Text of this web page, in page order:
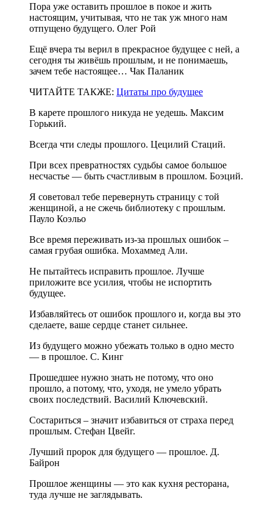
Пора уже оставить прошлое в покое и жить
настоящим, учитывая, что не так уж много нам
отпущено будущего. Олег Рой
Ещё вчера ты верил в прекрасное будущее с ней, а
сегодня ты живёшь прошлым, и не понимаешь,
зачем тебе настоящее… Чак Паланик
ЧИТАЙТЕ ТАКЖЕ: Цитаты про будущее
В карете прошлого никуда не уедешь. Максим
Горький.
Всегда чти следы прошлого. Цецилий Стаций.
При всех превратностях судьбы самое большое
несчастье — быть счастливым в прошлом. Боэций.
Я советовал тебе перевернуть страницу с той
женщиной, а не сжечь библиотеку с прошлым.
Пауло Коэльо
Все время переживать из-за прошлых ошибок –
самая грубая ошибка. Мохаммед Али.
Не пытайтесь исправить прошлое. Лучше
приложите все усилия, чтобы не испортить
будущее.
Избавляйтесь от ошибок прошлого и, когда вы это
сделаете, ваше сердце станет сильнее.
Из будущего можно убежать только в одно место
— в прошлое. С. Кинг
Прошедшее нужно знать не потому, что оно
прошло, а потому, что, уходя, не умело убрать
своих последствий. Василий Ключевский.
Состариться – значит избавиться от страха перед
прошлым. Стефан Цвейг.
Лучший пророк для будущего — прошлое. Д.
Байрон
Прошлое женщины — это как кухня ресторана,
туда лучше не заглядывать.